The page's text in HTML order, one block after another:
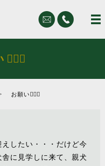
お願い🙇🏻‍♀️
したい・・・だけど今
に見学しに来て、親犬